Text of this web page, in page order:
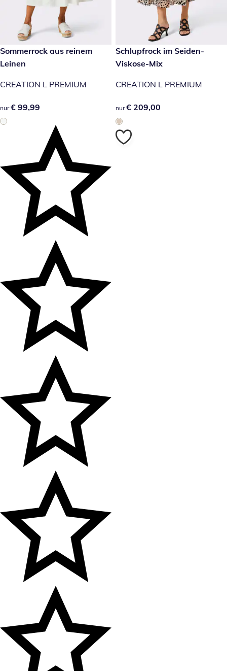
€ 99,99
Sommerrock aus reinem
Leinen
CREATION L PREMIUM
€ 99,99
nur € 99,99
€ 209,00
Schlupfrock im Seiden-
Viskose-Mix
CREATION L PREMIUM
€ 209,00
nur € 209,00